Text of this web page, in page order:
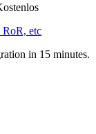
etc
in 15 minutes.